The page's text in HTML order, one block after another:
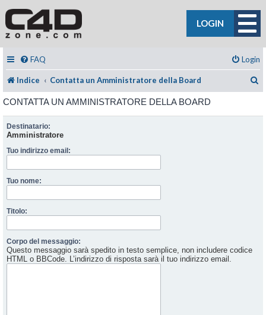
LOGIN
FAQ Login
Indice Contatta un Amministratore della Board
CONTATTA UN AMMINISTRATORE DELLA BOARD
Destinatario:
Amministratore
Tuo indirizzo email:
Tuo nome:
Titolo:
Corpo del messaggio:
Questo messaggio sarà spedito in testo semplice, non includere codice
HTML o BBCode. L’indirizzo di risposta sarà il tuo indirizzo email.